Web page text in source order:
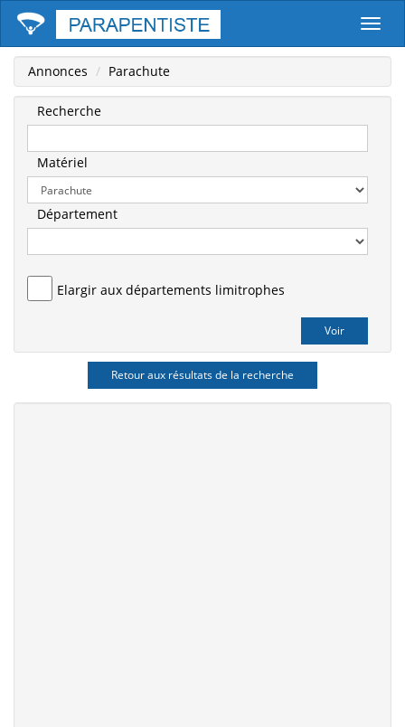
Annonces Parachute
Recherche
Matériel
Département
Elargir aux départements limitrophes
Retour aux résultats de la recherche